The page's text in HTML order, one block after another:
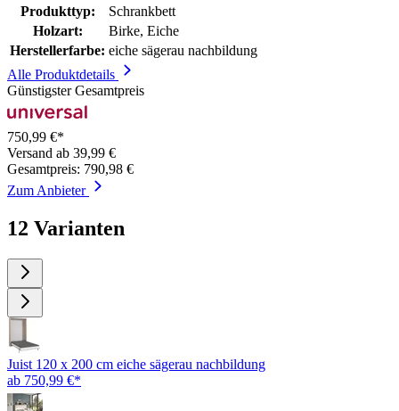
Produkttyp:
Schrankbett
Holzart:
Birke, Eiche
Herstellerfarbe: eiche sägerau nachbildung
Alle Produktdetails
Günstigster Gesamtpreis
750,99 €*
Versand ab 39,99 €
Gesamtpreis: 790,98 €
Zum Anbieter
12 Varianten
Juist 120 x 200 cm eiche sägerau nachbildung
ab 750,99 €*